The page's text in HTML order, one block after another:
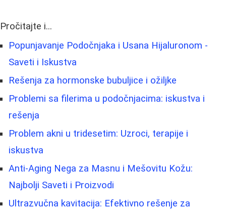
Pročitajte i...
Popunjavanje Podočnjaka i Usana Hijaluronom -
Saveti i Iskustva
Rešenja za hormonske bubuljice i ožiljke
Problemi sa filerima u podočnjacima: iskustva i
rešenja
Problem akni u tridesetim: Uzroci, terapije i
iskustva
Anti-Aging Nega za Masnu i Mešovitu Kožu:
Najbolji Saveti i Proizvodi
Ultrazvučna kavitacija: Efektivno rešenje za